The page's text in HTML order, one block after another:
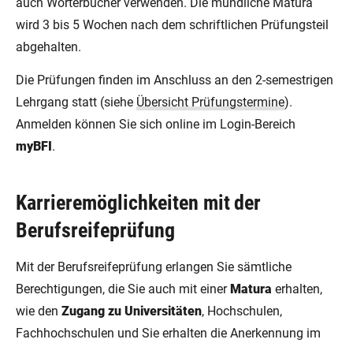
wird 3 bis 5 Wochen nach dem schriftlichen Prüfungsteil
abgehalten.
Die Prüfungen finden im Anschluss an den 2-semestrigen
Lehrgang statt (siehe Übersicht Prüfungstermine).
Anmelden können Sie sich online im Login-Bereich
myBFI .
Karrieremöglichkeiten mit der
Berufsreifeprüfung
Mit der Berufsreifeprüfung erlangen Sie sämtliche
Berechtigungen, die Sie auch mit einerMatura erhalten,
wie den Zugang zu Universitäten, Hochschulen,
Fachhochschulen und Sie erhalten die Anerkennung im